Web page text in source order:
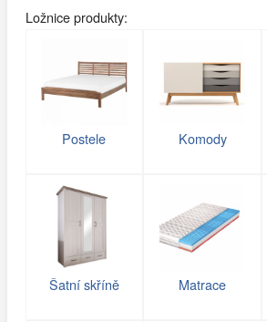
Ložnice produkty:
Postele Komody
Šatní skříně Matrace